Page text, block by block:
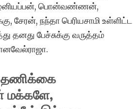
பழனியப்பன், பொன்வண்ணன்,
சேரன், நந்தா பெரியசாமி உள்ளிட்ட
தனது பேச்சுக்கு வருத்தம்
தணிக்கை
மக்களே,